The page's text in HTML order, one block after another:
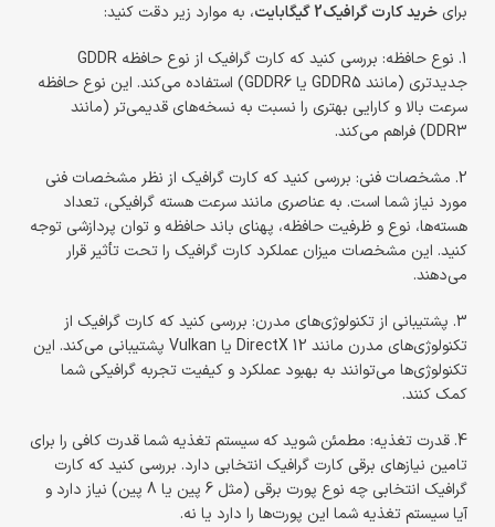
برای خرید کارت گرافیک2 گیگابایت
، به موارد زیر دقت کنید:
1. نوع حافظه: بررسی کنید که کارت گرافیک از نوع حافظه GDDR
جدیدتری (مانند GDDR5 یا GDDR6) استفاده می‌کند. این نوع حافظه
سرعت بالا و کارایی بهتری را نسبت به نسخه‌های قدیمی‌تر (مانند
DDR3) فراهم می‌کند.
2. مشخصات فنی: بررسی کنید که کارت گرافیک از نظر مشخصات فنی
مورد نیاز شما است. به عناصری مانند سرعت هسته گرافیکی، تعداد
هسته‌ها، نوع و ظرفیت حافظه، پهنای باند حافظه و توان پردازشی توجه
کنید. این مشخصات میزان عملکرد کارت گرافیک را تحت تأثیر قرار
می‌دهند.
3. پشتیبانی از تکنولوژی‌های مدرن: بررسی کنید که کارت گرافیک از
تکنولوژی‌های مدرن مانند DirectX 12 یا Vulkan پشتیبانی می‌کند. این
تکنولوژی‌ها می‌توانند به بهبود عملکرد و کیفیت تجربه گرافیکی شما
کمک کنند.
4. قدرت تغذیه: مطمئن شوید که سیستم تغذیه شما قدرت کافی را برای
تامین نیازهای برقی کارت گرافیک انتخابی دارد. بررسی کنید که کارت
گرافیک انتخابی چه نوع پورت برقی (مثل 6 پین یا 8 پین) نیاز دارد و
آیا سیستم تغذیه شما این پورت‌ها را دارد یا نه.